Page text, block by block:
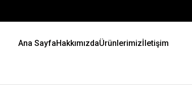
Ana SayfaHakkımızdaÜrünlerimizİletişim